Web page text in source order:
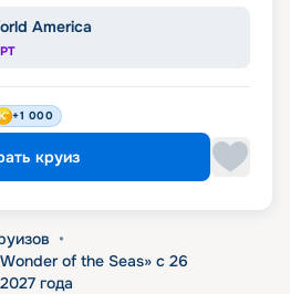
America
+1 000
круиз
•
of the Seas» с 26
года